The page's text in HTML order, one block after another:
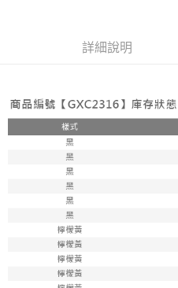
付款後全家取貨
每筆NT$100，滿NT$1,800(含以
7-11取貨付款
每筆NT$100，滿NT$1,800(含以
付款後711取貨
每筆NT$100，滿NT$1,800(含以
詳細說明